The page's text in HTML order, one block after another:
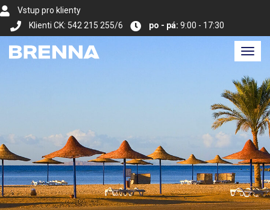
Vstup pro klienty
Klienti CK: 542 215 255/6
po - pá: 9:00 - 17:30